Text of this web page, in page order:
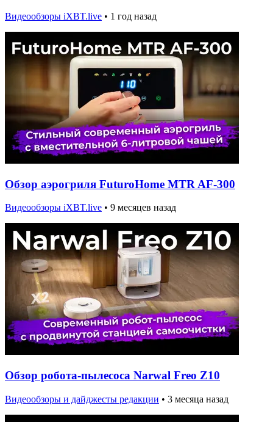
Видеообзоры iXBT.live • 1 год назад
Обзор аэрогриля FuturoHome MTR AF-300
Видеообзоры iXBT.live • 9 месяцев назад
Обзор робота-пылесоса Narwal Freo Z10
Видеообзоры и дайджесты редакции • 3 месяца назад